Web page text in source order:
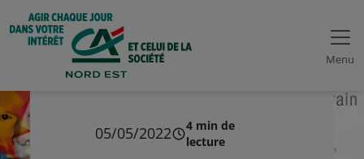
Menu
05/05/2022
4 min de
lecture